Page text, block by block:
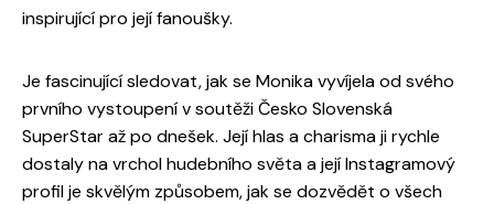
inspirující pro její fanoušky.
Je fascinující sledovat, jak se Monika vyvíjela od svého
prvního vystoupení v soutěži Česko Slovenská
SuperStar až po dnešek. Její hlas a charisma ji rychle
dostaly na vrchol hudebního světa a její Instagramový
profil je skvělým způsobem, jak se dozvědět o všech